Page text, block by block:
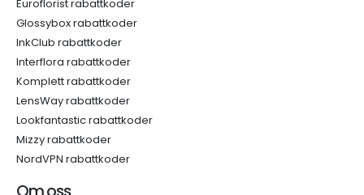
Euroflorist rabattkoder
Glossybox rabattkoder
InkClub rabattkoder
Interflora rabattkoder
Komplett rabattkoder
LensWay rabattkoder
Lookfantastic rabattkoder
Mizzy rabattkoder
NordVPN rabattkoder